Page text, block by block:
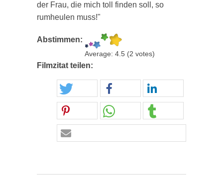
der Frau, die mich toll finden soll, so
rumheulen muss!"
Abstimmen:
Average: 4.5 (2 votes)
Filmzitat teilen: